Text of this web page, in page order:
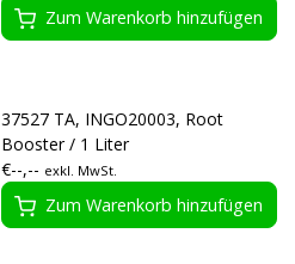
Zum Warenkorb hinzufügen
37527 TA, INGO20003, Root
Booster / 1 Liter
€--,-- exkl. MwSt.
Zum Warenkorb hinzufügen